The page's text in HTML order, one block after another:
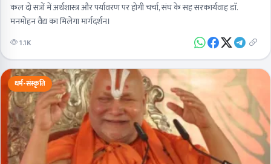
कल दो सत्रों में अर्थशास्त्र और पर्यावरण पर होगी चर्चा, संघ के सह सरकार्यवाह डाॅ.
मनमोहन वैद्य का मिलेगा मार्गदर्शन।
1.1K
धर्म-संस्कृति